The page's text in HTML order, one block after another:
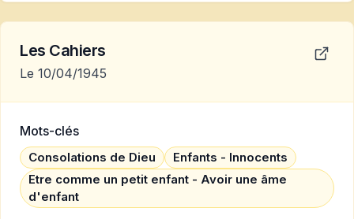
Les Cahiers
Le 10/04/1945
Mots-clés
Consolations de Dieu
Enfants - Innocents
Etre comme un petit enfant - Avoir une âme
d'enfant